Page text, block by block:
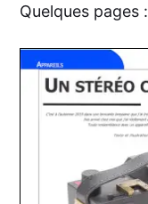
Quelques pages :